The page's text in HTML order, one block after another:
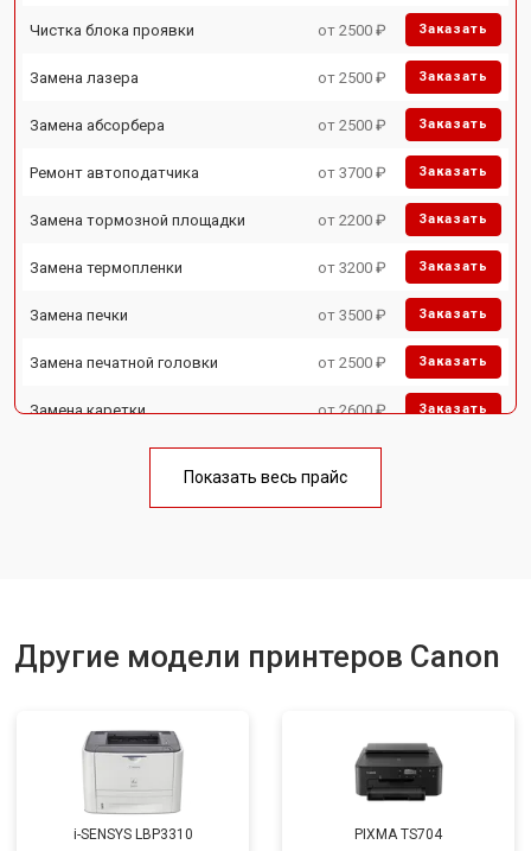
Чистка блока проявки от 2500 ₽ Заказать
Замена лазера от 2500 ₽ Заказать
Замена абсорбера от 2500 ₽ Заказать
Ремонт автоподатчика от 3700 ₽ Заказать
Замена тормозной площадки от 2200 ₽ Заказать
Замена термопленки от 3200 ₽ Заказать
Замена печки от 3500 ₽ Заказать
Замена печатной головки от 2500 ₽ Заказать
Замена каретки от 2600 ₽ Заказать
Замена блока питания от 2300 ₽
Показать весь прайс
Другие модели принтеров Canon
i-SENSYS LBP3310 PIXMA TS704